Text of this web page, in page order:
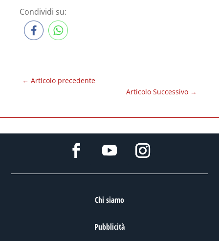
Condividi su:
← Articolo precedente
Articolo Successivo →
Chi siamo
Pubblicità